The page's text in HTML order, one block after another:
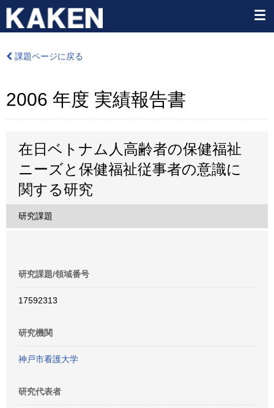
課題ページに戻る
2006 年度 実績報告書
在日ベトナム人高齢者の保健福祉
ニーズと保健福祉従事者の意識に
関する研究
研究課題
研究課題/領域番号
17592313
研究機関
神戸市看護大学
研究代表者